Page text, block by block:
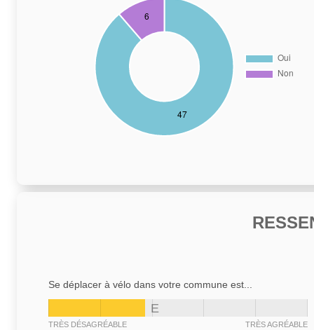
Se déplacer à vélo dans votre commune est...
E
TRÈS DÉSAGRÉABLE TRÈS AGRÉABLE